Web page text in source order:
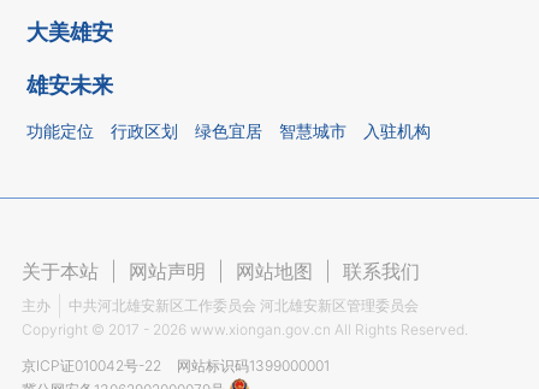
大美雄安
雄安未来
功能定位 行政区划 绿色宜居 智慧城市 入驻机构
关于本站 网站声明 网站地图 联系我们
主办
中共河北雄安新区工作委员会 河北雄安新区管理委员会
Copyright © 2017 - 2026 www.xiongan.gov.cn All Rights Reserved.
京ICP证010042号-22
网站标识码1399000001